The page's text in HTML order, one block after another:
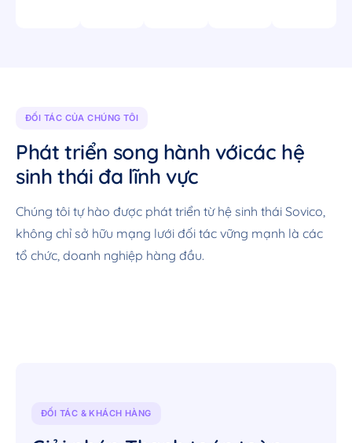
ĐỐI TÁC CỦA CHÚNG TÔI
Phát triển song hành vớicác hệ
sinh thái đa lĩnh vực
Chúng tôi tự hào được phát triển từ hệ sinh thái Sovico,
không chỉ sở hữu mạng lưới đối tác vững mạnh là các
tổ chức, doanh nghiệp hàng đầu.
ĐỐI TÁC & KHÁCH HÀNG